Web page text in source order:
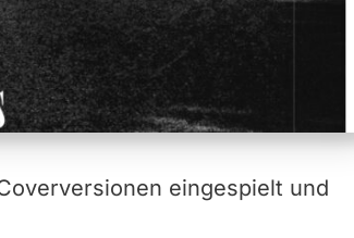
eingespielt und